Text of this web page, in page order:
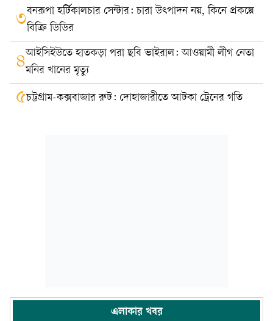
৩বনরূপা হর্টিকালচার সেন্টার: চারা উৎপাদন নয়, কিনে প্রকল্পে
বিক্রি ডিডির
৪আইসিইউতে হাতকড়া পরা ছবি ভাইরাল: আওয়ামী লীগ নেতা
মনির খানের মৃত্যু
৫চট্টগ্রাম-কক্সবাজার রুট: দোহাজারীতে আটকা ট্রেনের গতি
এলাকার খবর